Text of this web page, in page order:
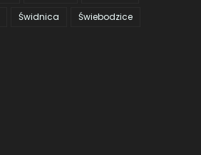
Świdnica
Świebodzice